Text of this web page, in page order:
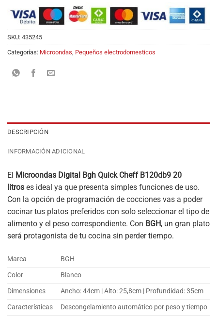
SKU: 435245
Categorías: Microondas Pequeños electrodomesticos
DESCRIPCIÓN
INFORMACIÓN ADICIONAL
El Microondas Digital Bgh Quick Cheff B120db9 20
litros es ideal ya que presenta simples funciones de uso.
Con la opción de programación de cocciones vas a poder
cocinar tus platos preferidos con solo seleccionar el tipo de
alimento y el peso correspondiente. Con BGH, un gran plato
será protagonista de tu cocina sin perder tiempo.
Marca
BGH
Color
Blanco
Dimensiones
Ancho: 44cm | Alto: 25,8cm | Profundidad: 35cm
Características
Descongelamiento automático por peso y tiempo